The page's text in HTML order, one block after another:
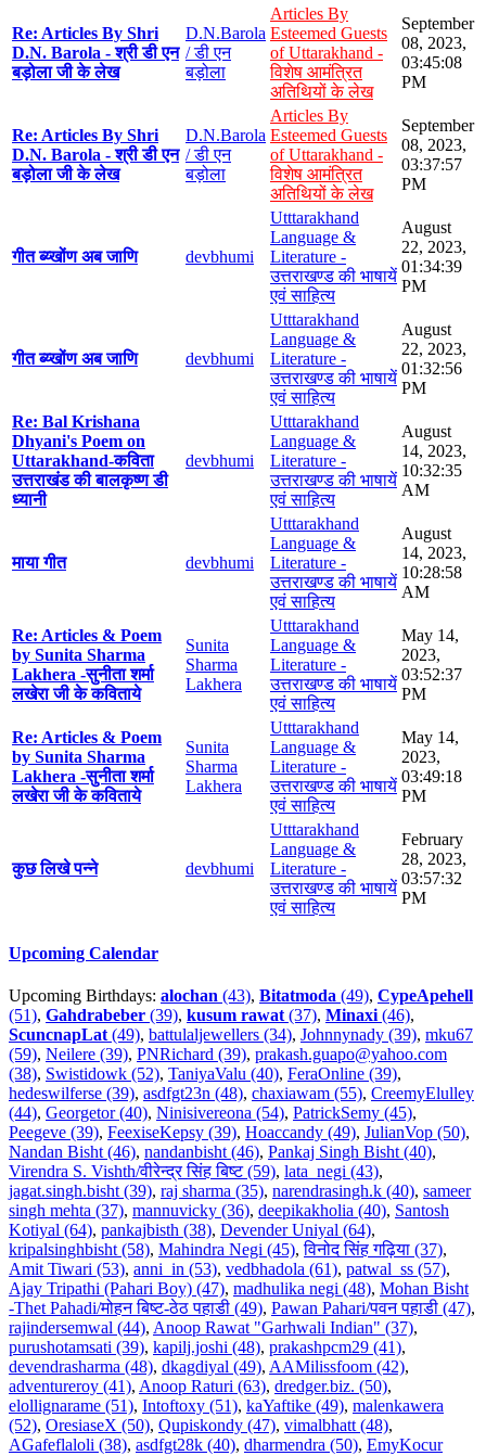
Re: Articles By Shri
D.N. Barola - श्री डी एन
बड़ोला जी के लेख
D.N.Barola
/ डी एन
बड़ोला
Articles By
Esteemed Guests
of Uttarakhand -
विशेष आमंत्रित
अतिथियों के लेख
September
08, 2023,
03:45:08
PM
Re: Articles By Shri
D.N. Barola - श्री डी एन
बड़ोला जी के लेख
D.N.Barola
/ डी एन
बड़ोला
Articles By
Esteemed Guests
of Uttarakhand -
विशेष आमंत्रित
अतिथियों के लेख
September
08, 2023,
03:37:57
PM
गीत ब्य्खोंण अब जाणि devbhumi
Utttarakhand
Language &
Literature -
उत्तराखण्ड की भाषायें
एवं साहित्य
August
22, 2023,
01:34:39
PM
गीत ब्य्खोंण अब जाणि devbhumi
Utttarakhand
Language &
Literature -
उत्तराखण्ड की भाषायें
एवं साहित्य
August
22, 2023,
01:32:56
PM
Re: Bal Krishana
Dhyani's Poem on
Uttarakhand-कविता
उत्तराखंड की बालकृष्ण डी
ध्यानी
devbhumi
Utttarakhand
Language &
Literature -
उत्तराखण्ड की भाषायें
एवं साहित्य
August
14, 2023,
10:32:35
AM
माया गीत devbhumi
Utttarakhand
Language &
Literature -
उत्तराखण्ड की भाषायें
एवं साहित्य
August
14, 2023,
10:28:58
AM
Re: Articles & Poem
by Sunita Sharma
Lakhera -सुनीता शर्मा
लखेरा जी के कविताये
Sunita
Sharma
Lakhera
Utttarakhand
Language &
Literature -
उत्तराखण्ड की भाषायें
एवं साहित्य
May 14,
2023,
03:52:37
PM
Re: Articles & Poem
by Sunita Sharma
Lakhera -सुनीता शर्मा
लखेरा जी के कविताये
Sunita
Sharma
Lakhera
Utttarakhand
Language &
Literature -
उत्तराखण्ड की भाषायें
एवं साहित्य
May 14,
2023,
03:49:18
PM
कुछ लिखे पन्ने devbhumi
Utttarakhand
Language &
Literature -
उत्तराखण्ड की भाषायें
एवं साहित्य
February
28, 2023,
03:57:32
PM
Upcoming Calendar
Upcoming Birthdays: alochan (43), Bitatmoda (49), CypeApehell
(51), Gahdrabeber (39), kusum rawat(37), Minaxi(46),
ScuncnapLat(49), battulaljewellers (34), Johnnynady (39), mku67
(59), Neilere (39), PNRichard (39), prakash.guapo@yahoo.com
(38), Swistidowk (52), TaniyaValu (40), FeraOnline (39),
hedeswilferse (39), asdfgt23n (48), chaxiawam (55), CreemyElulley
(44), Georgetor (40), Ninisivereona (54), PatrickSemy (45),
Peegeve (39), FeexiseKepsy (39), Hoaccandy (49), JulianVop (50),
Nandan Bisht (46), nandanbisht (46), Pankaj Singh Bisht (40),
Virendra S. Vishth/वीरेन्द्र सिंह बिष्ट (59), lata_negi (43),
jagat.singh.bisht (39), raj sharma (35), narendrasingh.k (40), sameer
singh mehta (37), mannuvicky (36), deepikakholia (40), Santosh
Kotiyal (64), pankajbisth (38), Devender Uniyal (64),
kripalsinghbisht (58), Mahindra Negi (45),विनोद सिंह गढ़िया (37),
Amit Tiwari (53), anni_in (53), vedbhadola (61), patwal_ss (57),
Ajay Tripathi (Pahari Boy) (47), madhulika negi (48), Mohan Bisht
-Thet Pahadi/मोहन बिष्ट-ठेठ पहाडी (49), Pawan Pahari/पवन पहाडी (47),
rajindersemwal (44), Anoop Rawat "Garhwali Indian" (37),
purushotamsati (39), kapilj.joshi (48), prakashpcm29 (41),
devendrasharma (48), dkagdiyal (49), AAMilissfoom (42),
adventureroy (41), Anoop Raturi (63), dredger.biz. (50),
elollignarame (51), Intoftoxy (51), kaYaftike (49), malenkawera
(52), OresiaseX (50), Qupiskondy (47), vimalbhatt (48),
AGafeflaloli (38), asdfgt28k (40), dharmendra (50), EmyKocur